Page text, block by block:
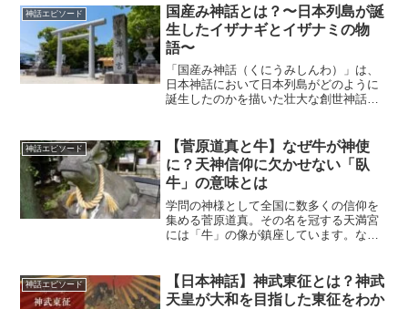
として現在まで受け継がれています。
『古事記』や『日本書紀』で...
神話エピソード
国産み神話とは？〜日本列島が誕
生したイザナギとイザナミの物
語〜
「国産み神話（くにうみしんわ）」は、
日本神話において日本列島がどのように
誕生したのかを描いた壮大な創世神話で
が中心となって国土を生み出す物語は、
古代日本人の自然観や神への...
神話エピソード
【菅原道真と牛】なぜ牛が神使
に？天神信仰に欠かせない「臥
牛」の意味とは
学問の神様として全国に数多くの信仰を
集める菅原道真。その名を冠する天満宮
には「牛」の像が鎮座しています。なぜ
が残されており、それが現在の信仰にも
色濃く影響を与えています...
神話エピソード
【日本神話】神武東征とは？神武
天皇が大和を目指した東征をわか